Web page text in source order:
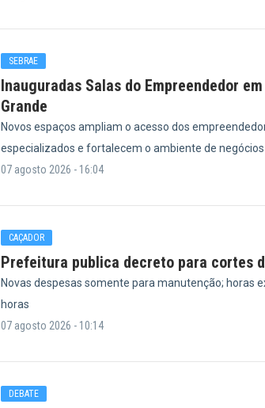
SEBRAE
Inauguradas Salas do Empreendedor
Grande
Novos espaços ampliam o acesso dos
especializados e fortalecem o ambiente de negócios
07 agosto 2026 - 16:04
CAÇADOR
Prefeitura publica decreto para cortes
Novas despesas somente para manutenção; horas
horas
07 agosto 2026 - 10:14
DEBATE